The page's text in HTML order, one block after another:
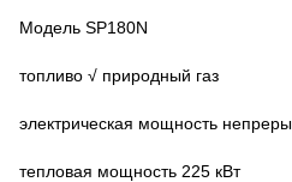
Модель SP180N
топливо √ природный газ
электрическая мощность
тепловая мощность 225 кВт